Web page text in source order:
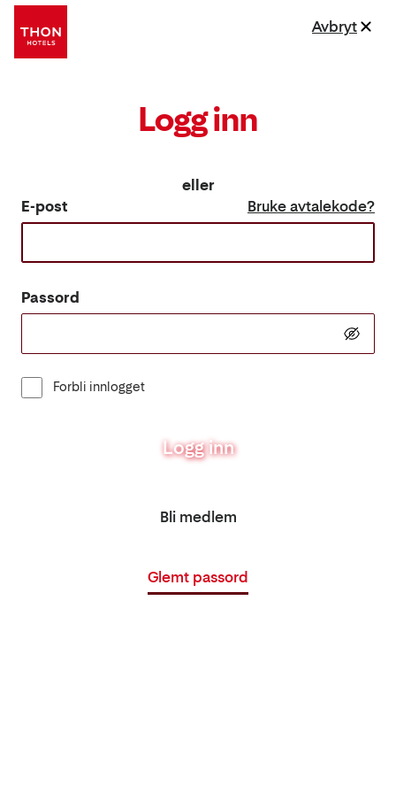
Logg inn
eller
E-post
Bruke avtalekode?
Passord
Forbli innlogget
Logg inn
Bli medlem
Glemt passord
Avbryt